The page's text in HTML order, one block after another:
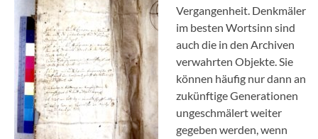
Vergangenheit. Denkmäler
im besten Wortsinn sind
auch die in den Archiven
verwahrten Objekte. Sie
können häufig nur dann an
zukünftige Generationen
ungeschmälert weiter
gegeben werden, wenn